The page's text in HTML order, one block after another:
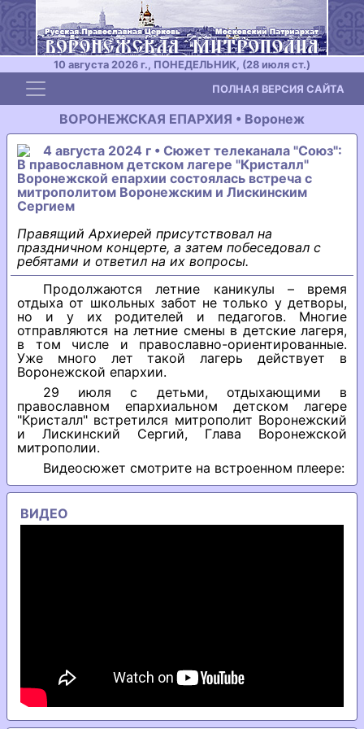
10 августа 2026 г., ПОНЕДЕЛЬНИК, (28 июля ст.)
Toggle navigation ПОЛНАЯ ВЕРСИЯ САЙТА
ВОРОНЕЖСКАЯ ЕПАРХИЯ • Воронеж
4 августа 2024 г • Сюжет телеканала "Союз":
В православном детском лагере "Кристалл"
Воронежской епархии состоялась встреча с
митрополитом Воронежским и Лискинским
Сергием
Правящий Архиерей присутствовал на
праздничном концерте, а затем побеседовал с
ребятами и ответил на их вопросы.
Продолжаются летние каникулы – время
отдыха от школьных забот не только у детворы,
но и у их родителей и педагогов. Многие
отправляются на летние смены в детские лагеря,
в том числе и православно-ориентированные.
Уже много лет такой лагерь действует в
Воронежской епархии.
29 июля с детьми, отдыхающими в
православном епархиальном детском лагере
"Кристалл" встретился митрополит Воронежский
и Лискинский Сергий, Глава Воронежской
митрополии.
Видеосюжет смотрите на встроенном плеере:
ВИДЕО